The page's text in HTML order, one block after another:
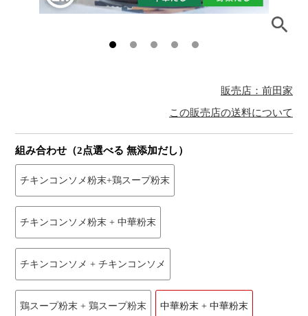
販売店：前田家
この販売店の送料について
組み合わせ（2点選べる 無添加だし）
チキンコンソメ粉末+鶏スープ粉末
チキンコンソメ粉末 + 中華粉末
チキンコンソメ + チキンコンソメ
鶏スープ粉末 + 鶏スープ粉末 中華粉末 + 中華粉末